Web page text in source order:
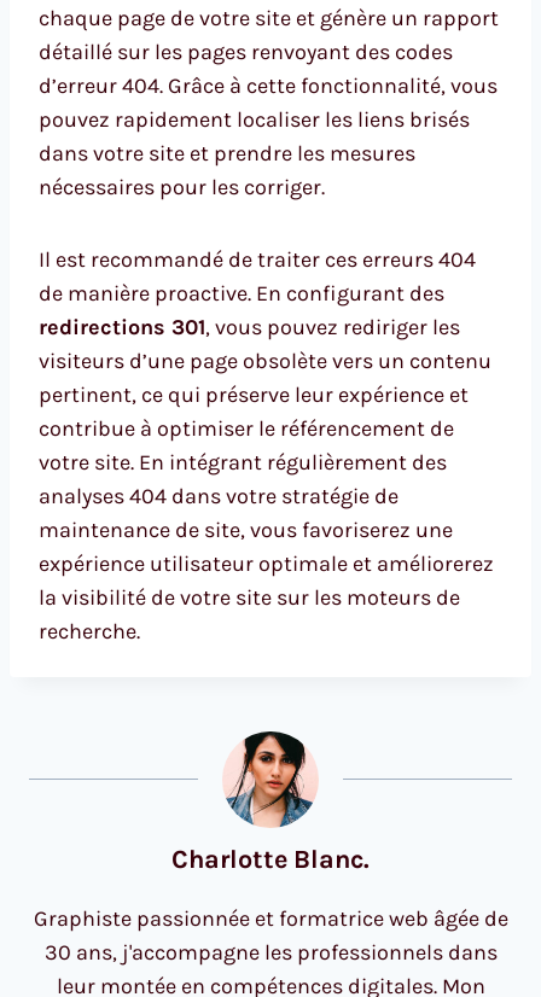
chaque page de votre site et génère un rapport
détaillé sur les pages renvoyant des codes
d’erreur 404. Grâce à cette fonctionnalité, vous
pouvez rapidement localiser les liens brisés
dans votre site et prendre les mesures
nécessaires pour les corriger.
Il est recommandé de traiter ces erreurs 404
de manière proactive. En configurant des
redirections 301, vous pouvez rediriger les
visiteurs d’une page obsolète vers un contenu
pertinent, ce qui préserve leur expérience et
contribue à optimiser le référencement de
votre site. En intégrant régulièrement des
analyses 404 dans votre stratégie de
maintenance de site, vous favoriserez une
expérience utilisateur optimale et améliorerez
la visibilité de votre site sur les moteurs de
recherche.
Charlotte Blanc.
Graphiste passionnée et formatrice web âgée de
30 ans, j'accompagne les professionnels dans
leur montée en compétences digitales. Mon